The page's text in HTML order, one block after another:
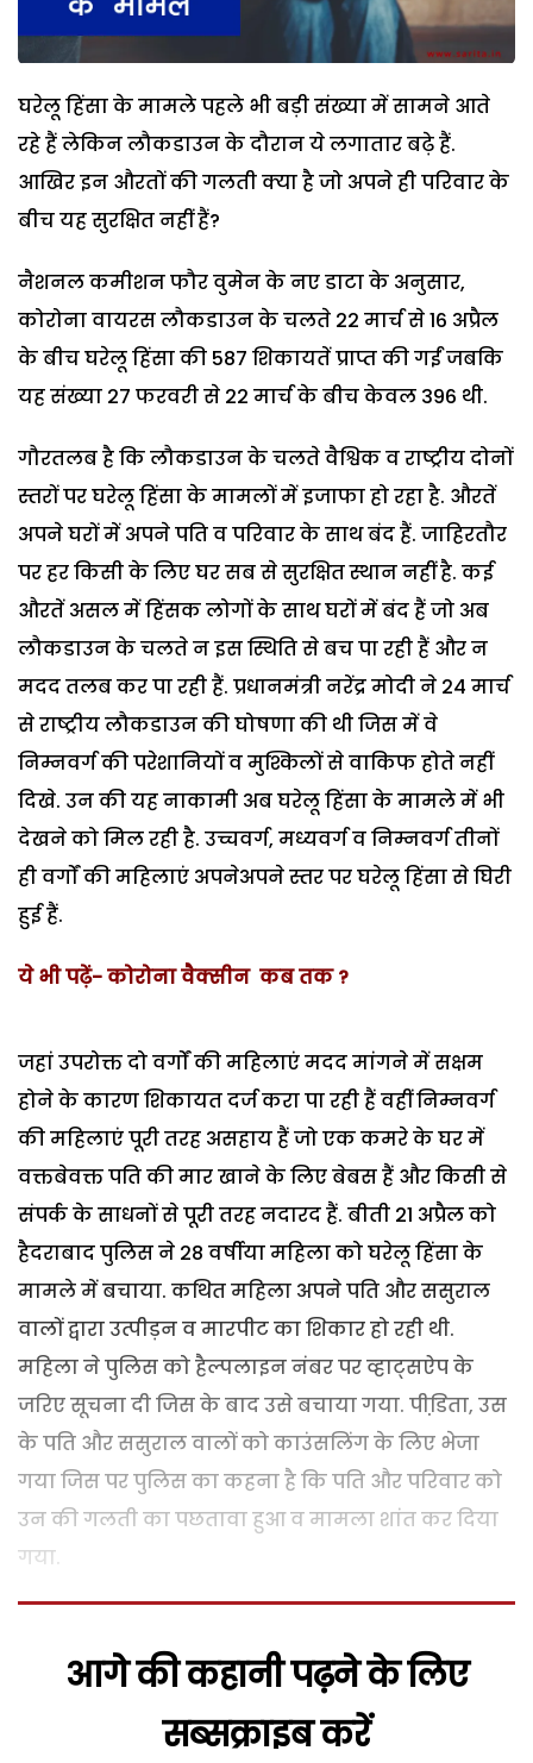
घरेलू हिंसा के मामले पहले भी बड़ी संख्या में सामने आते
रहे हैं लेकिन लौकडाउन के दौरान ये लगातार बढ़े हैं.
आखिर इन औरतों की गलती क्या है जो अपने ही परिवार के
बीच यह सुरक्षित नहीं हैं?
नैशनल कमीशन फौर वुमेन के नए डाटा के अनुसार,
कोरोना वायरस लौकडाउन के चलते 22 मार्च से 16 अप्रैल
के बीच घरेलू हिंसा की 587 शिकायतें प्राप्त की गईं जबकि
यह संख्या 27 फरवरी से 22 मार्च के बीच केवल 396 थी.
गौरतलब है कि लौकडाउन के चलते वैश्विक व राष्ट्रीय दोनों
स्तरों पर घरेलू हिंसा के मामलों में इजाफा हो रहा है. औरतें
अपने घरों में अपने पति व परिवार के साथ बंद हैं. जाहिरतौर
पर हर किसी के लिए घर सब से सुरक्षित स्थान नहीं है. कई
औरतें असल में हिंसक लोगों के साथ घरों में बंद हैं जो अब
लौकडाउन के चलते न इस स्थिति से बच पा रही हैं और न
मदद तलब कर पा रही हैं. प्रधानमंत्री नरेंद्र मोदी ने 24 मार्च
से राष्ट्रीय लौकडाउन की घोषणा की थी जिस में वे
निम्नवर्ग की परेशानियों व मुश्किलों से वाकिफ होते नहीं
दिखे. उन की यह नाकामी अब घरेलू हिंसा के मामले में भी
देखने को मिल रही है. उच्चवर्ग, मध्यवर्ग व निम्नवर्ग तीनों
ही वर्गों की महिलाएं अपनेअपने स्तर पर घरेलू हिंसा से घिरी
हुई हैं.
ये भी पढ़ें- कोरोना वैक्सीन कब तक ?
जहां उपरोक्त दो वर्गों की महिलाएं मदद मांगने में सक्षम
होने के कारण शिकायत दर्ज करा पा रही हैं वहीं निम्नवर्ग
की महिलाएं पूरी तरह असहाय हैं जो एक कमरे के घर में
वक्तबेवक्त पति की मार खाने के लिए बेबस हैं और किसी से
संपर्क के साधनों से पूरी तरह नदारद हैं. बीती 21 अप्रैल को
हैदराबाद पुलिस ने 28 वर्षीया महिला को घरेलू हिंसा के
मामले में बचाया. कथित महिला अपने पति और ससुराल
वालों द्वारा उत्पीड़न व मारपीट का शिकार हो रही थी.
महिला ने पुलिस को हैल्पलाइन नंबर पर व्हाट्सऐप के
जरिए सूचना दी जिस के बाद उसे बचाया गया. पीडि़ता, उस
के पति और ससुराल वालों को काउंसलिंग के लिए भेजा
गया जिस पर पुलिस का कहना है कि पति और परिवार को
उन की गलती का पछतावा हुआ व मामला शांत कर दिया
गया.
आगे की कहानी पढ़ने के लिए
सब्सक्राइब करें